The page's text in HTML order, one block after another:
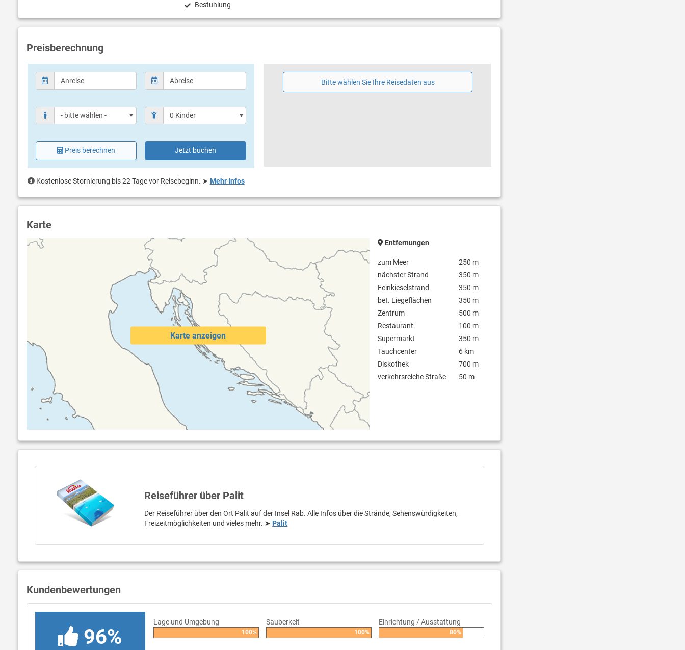
Bestuhlung
Preisberechnung
Preis berechnen Jetzt buchen
Kostenlose Stornierung bis 22 Tage vor Reisebeginn. ➤ Mehr Infos
Bitte wählen Sie Ihre Reisedaten aus
Karte
Karte anzeigen
Entfernungen
zum Meer
250 m
nächster Strand
350 m
Feinkieselstrand
350 m
bet. Liegeflächen
350 m
Zentrum
500 m
Restaurant
100 m
Supermarkt
350 m
Tauchcenter
6 km
Diskothek
700 m
verkehrsreiche Straße
50 m
Reiseführer über Palit
Der Reiseführer über den Ort Palit auf der Insel Rab. Alle Infos über die Strände, Sehenswürdigkeiten,
Freizeitmöglichkeiten und vieles mehr. ➤ Palit
Kundenbewertungen
96%
Lage und Umgebung
100%
Sauberkeit
100%
Einrichtung / Ausstattung
80%